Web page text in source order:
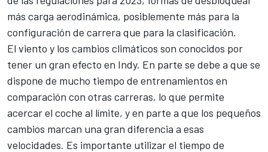
más carga aerodinámica, posiblemente más para la
configuración de carrera que para la clasificación.
El viento y los cambios climáticos son conocidos por
tener un gran efecto en Indy. En parte se debe a que se
dispone de mucho tiempo de entrenamientos en
comparación con otras carreras, lo que permite
acercar el coche al límite, y en parte a que los pequeños
cambios marcan una gran diferencia a esas
velocidades. Es importante utilizar el tiempo de